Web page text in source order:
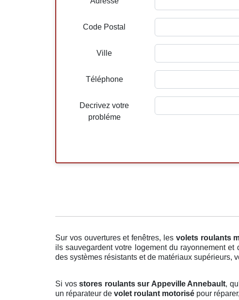
Code Postal
Ville
Téléphone
Decrivez votre
probléme
Sur vos ouvertures et fenêtres, les volets roulants
ils sauvegardent votre logement du rayonnement
des systèmes résistants et de matériaux supérieurs,
Si vosstores roulants sur Appeville Annebault,
un réparateur de volet roulant motorisé pour